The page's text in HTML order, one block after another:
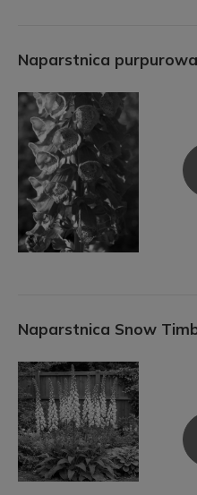
Naparstnica
Naparstnica Snow